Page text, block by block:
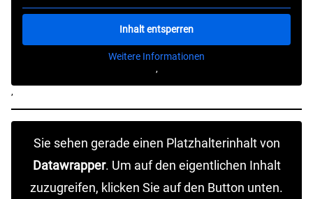
Inhalt entsperren
Weitere Informationen
‚
‚
Sie sehen gerade einen Platzhalterinhalt von
Datawrapper. Um auf den eigentlichen Inhalt
zuzugreifen, klicken Sie auf den Button unten.